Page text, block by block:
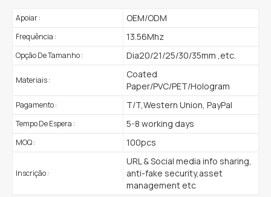
Apoiar : OEM/ODM
Frequência : 13.56Mhz
Opção De Tamanho : Dia20/21/25/30/35mm ,etc.
Materiais :
Coated
Paper/PVC/PET/Hologram
Pagamento : T/T,Western Union, PayPal
Tempo De Espera : 5-8 working days
MOQ : 100pcs
Inscrição :
URL & Social media info sharing,
anti-fake security,asset
management etc